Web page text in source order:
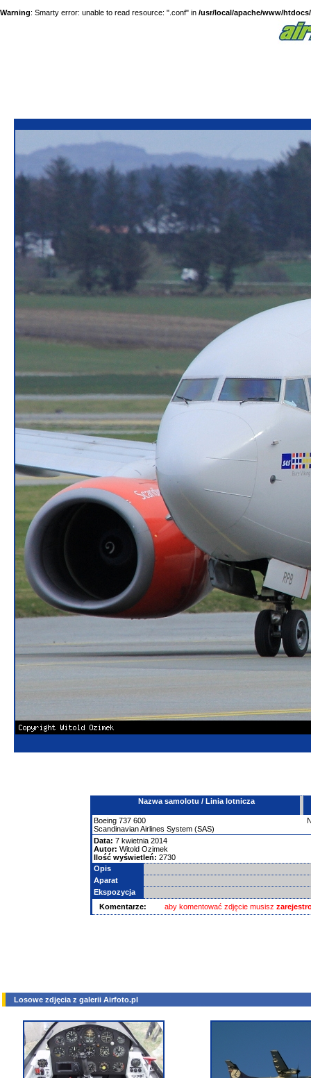
Warning: Smarty error: unable to read resource: ".conf" in /usr/local/apache/www/
Nazwa samolotu / Linia lotnicza
Boeing 737 600
Scandinavian Airlines System (SAS)
Data: 7 kwietnia 2014
Autor: Witold Ozimek
Ilość wyświetleń: 2730
Opis
Aparat
Ekspozycja
Komentarze:
aby komentować zdjęcie musisz
Losowe zdjęcia z galerii Airfoto.pl